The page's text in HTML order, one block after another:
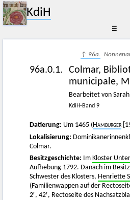
KdiH
☰
↑ 96a.
96a.0.1.
Colmar,
municipale,
Bearbeitet von
KdiH-Band 9
Datierung: Um 1465 ( Hamburger
Lokalisierung:
Colmar.
Besitzgeschichte: Im Kloster
Aufhebung 1792. Danach im
Schwester des Klosters, Henriette
(Familienwappen auf der
2r, 42r, Rectoseite des